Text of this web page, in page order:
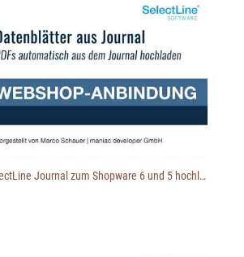
PDFs aus dem SelectLine Journal zum Shopware 6 und 5 hochladen